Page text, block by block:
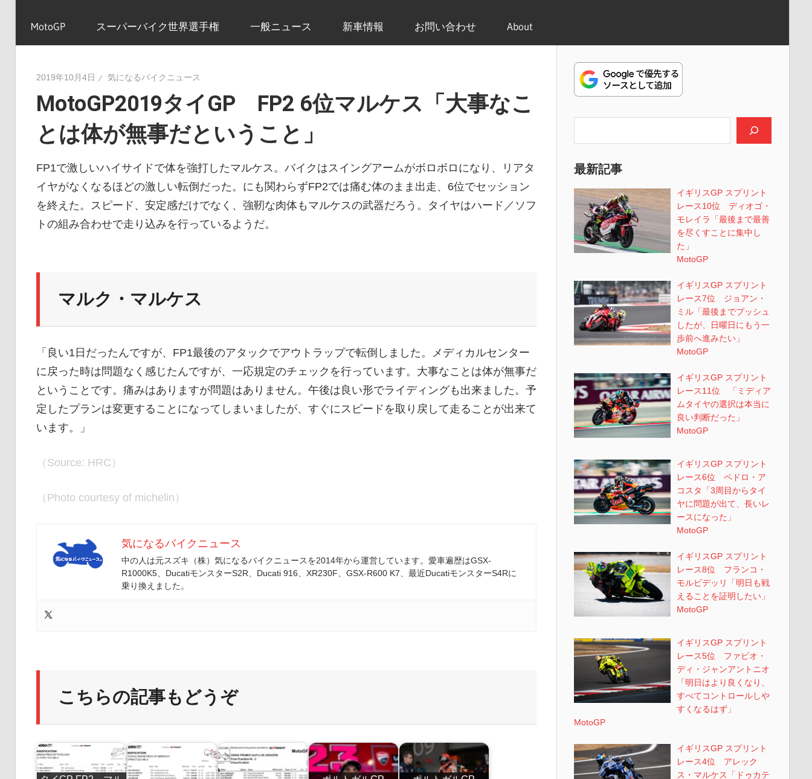
イ
ニ
ュ
ー
MotoGP スーパーバイク世界選手権 一般ニュース 新車情報 お問い合わせ About
2019年10月4日 気になるバイクニュース
MotoGP2019タイGP FP2 6位マルケス「大事なこ
とは体が無事だということ」
FP1で激しいハイサイドで体を強打したマルケス。バイクはスイングアームがボロボロになり、リアタ
イヤがなくなるほどの激しい転倒だった。にも関わらずFP2では痛む体のまま出走、6位でセッション
を終えた。スピード、安定感だけでなく、強靭な肉体もマルケスの武器だろう。タイヤはハード／ソフ
トの組み合わせで走り込みを行っているようだ。
マルク・マルケス
「良い1日だったんですが、FP1最後のアタックでアウトラップで転倒しました。メディカルセンター
に戻った時は問題なく感じたんですが、一応規定のチェックを行っています。大事なことは体が無事だ
ということです。痛みはありますが問題はありません。午後は良い形でライディングも出来ました。予
定したプランは変更することになってしまいましたが、すぐにスピードを取り戻して走ることが出来て
います。」
（Source: HRC）
（Photo courtesy of michelin）
気になるバイクニュース
中の人は元スズキ（株）気になるバイクニュースを2014年から運営しています。愛車遍歴はGSX-
R1000K5、DucatiモンスターS2R、Ducati 916、XR230F、GSX-R600 K7、最近DucatiモンスターS4Rに
乗り換えました。
こちらの記事もどうぞ
最新記事
イギリスGP スプリント
レース10位 ディオゴ・
モレイラ「最後まで最善
を尽くすことに集中し
た」
MotoGP
イギリスGP スプリント
レース7位 ジョアン・
ミル「最後までプッシュ
したが、日曜日にもう一
歩前へ進みたい」
MotoGP
イギリスGP スプリント
レース11位 「ミディア
ムタイヤの選択は本当に
良い判断だった」
MotoGP
イギリスGP スプリント
レース6位 ペドロ・ア
コスタ「3周目からタイ
ヤに問題が出て、長いレ
ースになった」
MotoGP
イギリスGP スプリント
レース8位 フランコ・
モルビデッリ「明日も戦
えることを証明したい」
MotoGP
イギリスGP スプリント
レース5位 ファビオ・
ディ・ジャンアントニオ
「明日はより良くなり、
すべてコントロールしや
すくなるはず」
MotoGP
イギリスGP スプリント
レース4位 アレック
ス・マルケス「ドゥカテ